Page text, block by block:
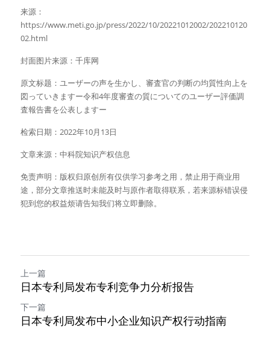
来源：
https://www.meti.go.jp/press/2022/10/20221012002/202210120
02.html
封面图片来源：千库网
原文标题：ユーザーの声を生かし、審査官の判断の均質性向上を
図っていきますー令和4年度審査の質についてのユーザー評価調
査報告書を公表しますー
检索日期：2022年10月13日
文章来源：中科院知识产权信息
免责声明：版权归原创所有仅供学习参考之用，禁止用于商业用
途，部分文章推送时未能及时与原作者取得联系，若来源标错误侵
犯到您的权益烦请告知我们将立即删除。
上一篇
日本专利局发布专利竞争力分析报告
下一篇
日本专利局发布中小企业知识产权行动指南